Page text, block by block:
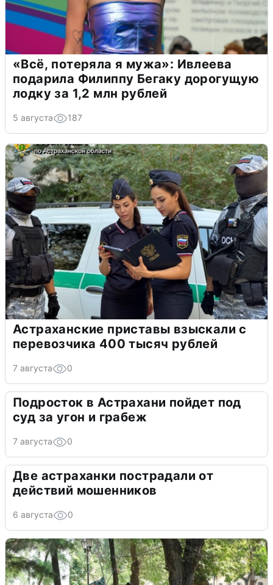
«Всё, потеряла я мужа»: Ивлеева
подарила Филиппу Бегаку дорогущую
лодку за 1,2 млн рублей
5 августа 187
Астраханские приставы взыскали с
перевозчика 400 тысяч рублей
7 августа 0
Подросток в Астрахани пойдет под
суд за угон и грабеж
7 августа 0
Две астраханки пострадали от
действий мошенников
6 августа 0